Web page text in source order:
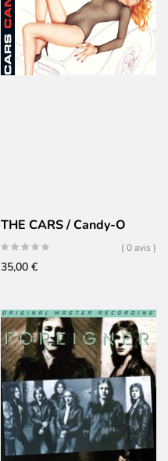
THE CARS / Candy-O
( 0 avis )
35,00 €